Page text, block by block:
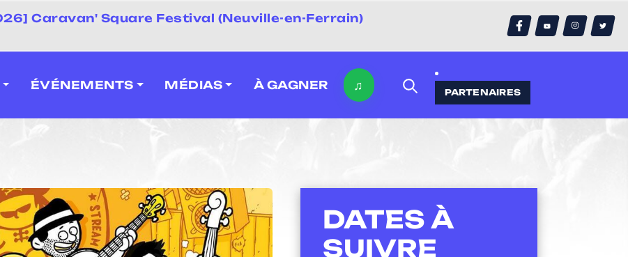
Caravan' Square Festival (Neuville-en-Ferrain)
ÉVÉNEMENTS MÉDIAS À GAGNER ♫ PARTENAIRES
DATES À
SUIVRE